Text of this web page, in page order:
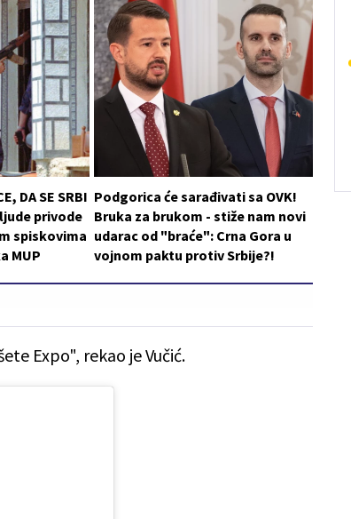
DA SE SRBI
ljude privode
spiskovima
MUP
Podgorica će sarađivati sa OVK!
Bruka za brukom - stiže nam novi
udarac od "braće": Crna Gora u
vojnom paktu protiv Srbije?!
Expo", rekao je Vučić.